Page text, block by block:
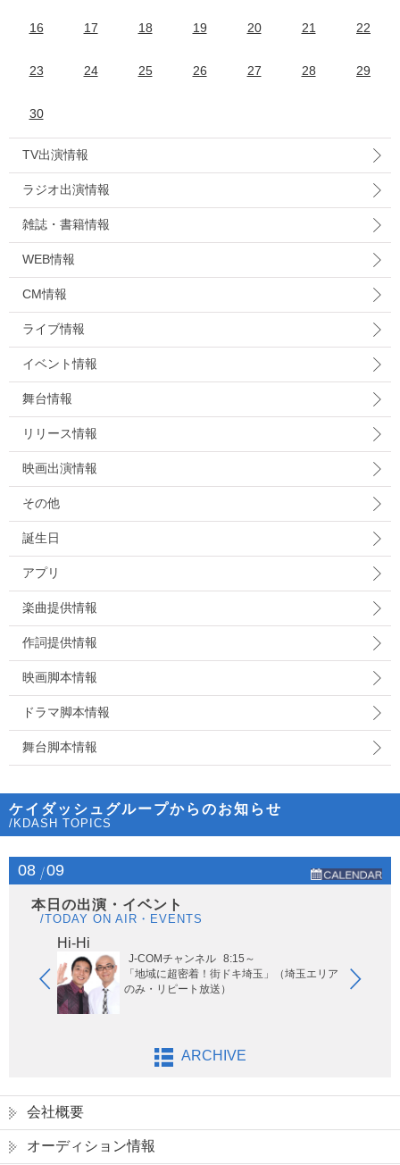
16 17 18 19 20 21 22
23 24 25 26 27 28 29
30
TV出演情報
ラジオ出演情報
雑誌・書籍情報
WEB情報
CM情報
ライブ情報
イベント情報
舞台情報
リリース情報
映画出演情報
その他
誕生日
アプリ
楽曲提供情報
作詞提供情報
映画脚本情報
ドラマ脚本情報
舞台脚本情報
ケイダッシュグループからのお知らせ
/KDASH TOPICS
08 09
本日の出演・イベント
/TODAY ON AIR・EVENTS
Hi-Hi
J-COMチャンネル 8:15～
「地域に超密着！街ドキ埼玉」（埼玉エリア
のみ・リピート放送）
ARCHIVE
会社概要
オーディション情報